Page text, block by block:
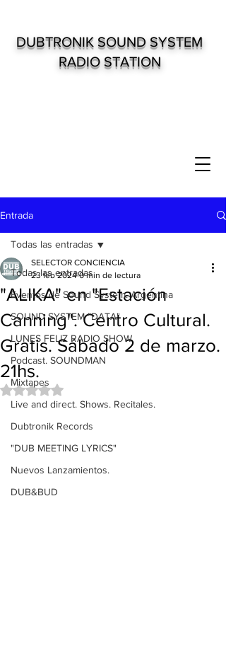
DUBTRONIK SOUND SYSTEM
RADIO STATION
Entrada
Todas las entradas
Eventos de Sound System. Argentina
SOUND SYSTEM "DATA"
LUNES FELIZ RADIO SHOW
Podcast. SOUNDMAN
Mixtapes
Live and direct. Shows. Recitales.
Dubtronik Records
"DUB MEETING LYRICS"
Nuevos Lanzamientos.
DUB&BUD
Todas las entradas
"ALIKA" en "Estación
Canning". Centro Cultural.
Gratis. Sábado 2 de marzo.
21hs.
SELECTOR CONCIENCIA
23 feb 2024 0 min de lectura
Obtuvo NaN de 5 estrellas.